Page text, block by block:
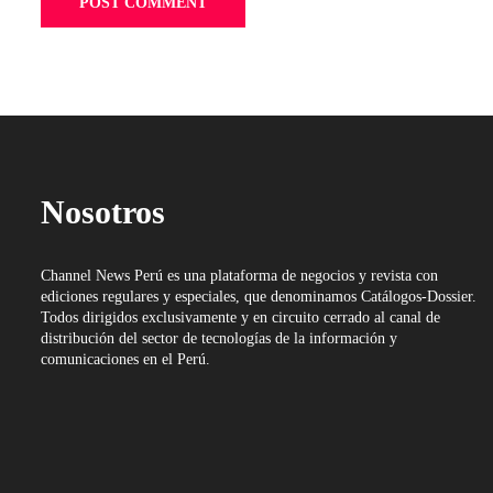
Nosotros
Channel News Perú es una plataforma de negocios y revista con
ediciones regulares y especiales, que denominamos Catálogos-Dossier.
Todos dirigidos exclusivamente y en circuito cerrado al canal de
distribución del sector de tecnologías de la información y
comunicaciones en el Perú.